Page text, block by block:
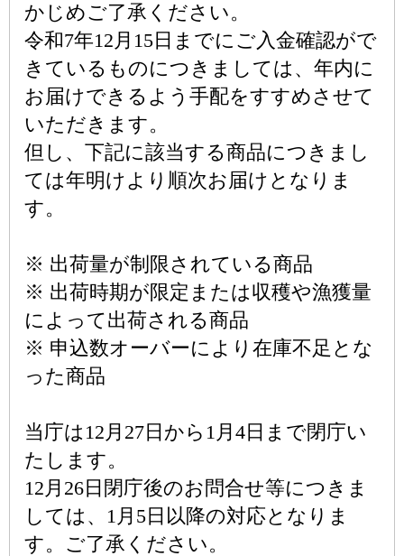
かじめご了承ください。
令和7年12月15日までにご入金確認がで
きているものにつきましては、年内に
お届けできるよう手配をすすめさせて
いただきます。
但し、下記に該当する商品につきまし
ては年明けより順次お届けとなりま
す。
※ 出荷量が制限されている商品
※ 出荷時期が限定または収穫や漁獲量
によって出荷される商品
※ 申込数オーバーにより在庫不足とな
った商品
当庁は12月27日から1月4日まで閉庁い
たします。
12月26日閉庁後のお問合せ等につきま
しては、1月5日以降の対応となりま
す。ご了承ください。